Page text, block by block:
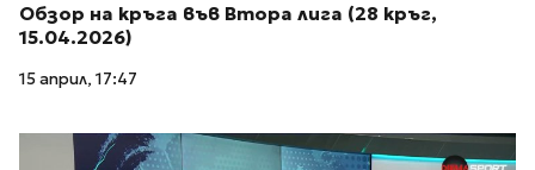
Обзор на кръга във Втора лига (28 кръг,
15.04.2026)
15 април, 17:47